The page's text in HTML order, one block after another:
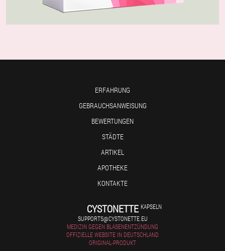
ERFAHRUNG
GEBRAUCHSANWEISUNG
BEWERTUNGEN
STÄDTE
ARTIKEL
APOTHEKE
KONTAKTE
CYSTONETTE KAPSELN
SUPPORTS@CYSTONETTE.EU
MEDIZIN GEGEN BLASENENTZÜNDUNG
OFFIZIELLE WEBSITE IN DEUTSCHLAND
ORIGINAL-PRODUKT